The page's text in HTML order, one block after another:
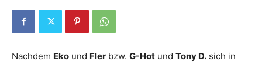
Nachdem Eko und Fler bzw. G-Hot und Tony D. sich in